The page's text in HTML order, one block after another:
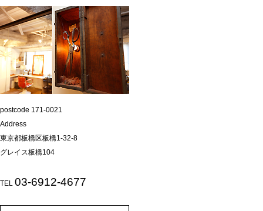
postcode 171-0021
Address
東京都板橋区板橋1-32-8
グレイス板橋104
TEL 03-6912-4677